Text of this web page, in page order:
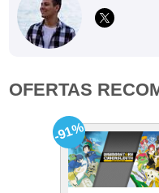
OFERTAS
-91%